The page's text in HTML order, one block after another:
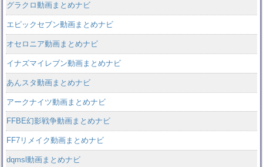
グラクロ動画まとめナビ
エピックセブン動画まとめナビ
オセロニア動画まとめナビ
イナズマイレブン動画まとめナビ
あんスタ動画まとめナビ
アークナイツ動画まとめナビ
FFBE幻影戦争動画まとめナビ
FF7リメイク動画まとめナビ
dqmsl動画まとめナビ